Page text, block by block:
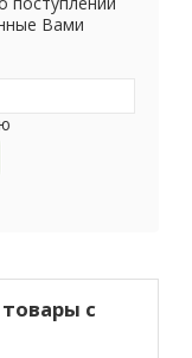
Вами
с